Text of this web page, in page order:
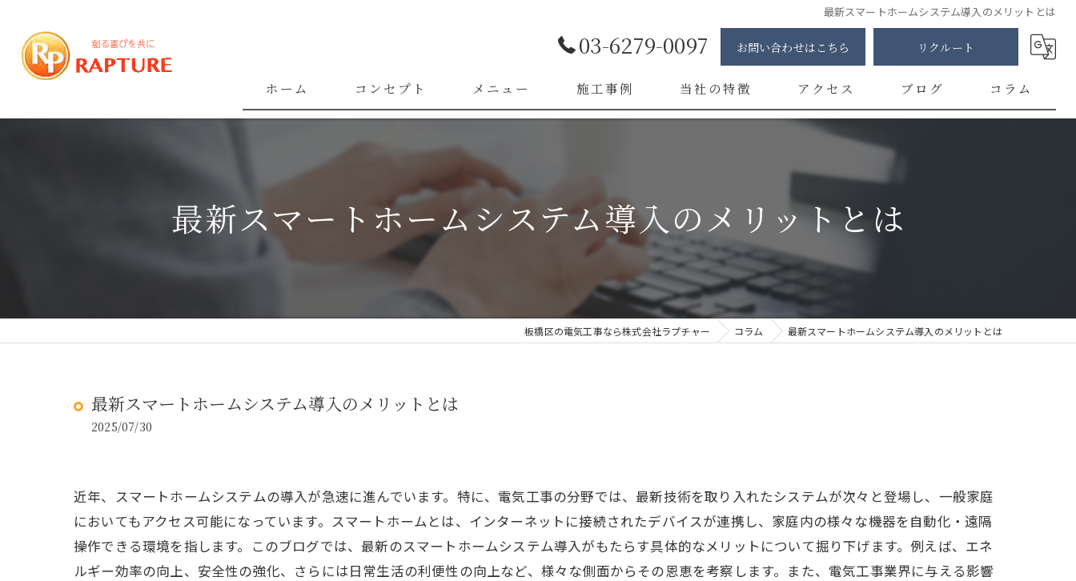
最新スマートホームシステム導入のメリットとは
03-6279-0097 お問い合わせはこちら リクルート
ホーム コンセプト メニュー 施工事例 当社の特徴
ブレーカー
スイッチ
コンセント
アクセス ブログ コラム
最新スマートホームシステム導入のメリットとは
板橋区の電気工事なら株式会社ラプチャー コラム 最新スマートホームシステム導入のメリットとは
最新スマートホームシステム導入のメリットとは
2025/07/30
近年、スマートホームシステムの導入が急速に進んでいます。特に、電気工事の分野では、最新技術を取り入れたシステムが次々と登場し、一般家庭
においてもアクセス可能になっています。スマートホームとは、インターネットに接続されたデバイスが連携し、家庭内の様々な機器を自動化・遠隔
操作できる環境を指します。このブログでは、最新のスマートホームシステム導入がもたらす具体的なメリットについて掘り下げます。例えば、エネ
ルギー効率の向上、安全性の強化、さらには日常生活の利便性の向上など、様々な側面からその恩恵を考察します。また、電気工事業界に与える影響